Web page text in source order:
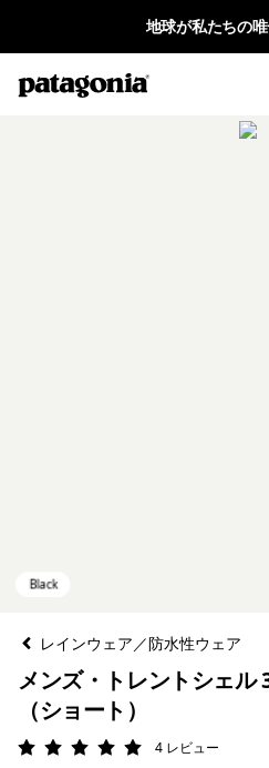
地球が私たちの
レインウェア／防水性ウェア
メンズ・トレントシェル
（ショート）
評価: 5 / 5 4 レビュー